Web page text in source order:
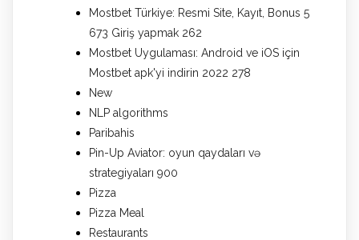
Mostbet Türkiye: Resmi Site, Kayıt, Bonus 5
673 Giriş yapmak 262
Mostbet Uygulaması: Android ve iOS için
Mostbet apk'yi indirin 2022 278
New
NLP algorithms
Paribahis
Pin-Up Aviator: oyun qaydaları və
strategiyaları 900
Pizza
Pizza Meal
Restaurants